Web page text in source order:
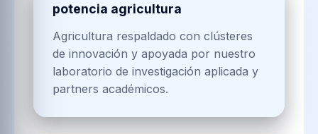
potencia agricultura
Agricultura respaldado con clústeres
de innovación y apoyada por nuestro
laboratorio de investigación aplicada y
partners académicos.